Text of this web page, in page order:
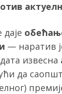
— наратив
извесна
да